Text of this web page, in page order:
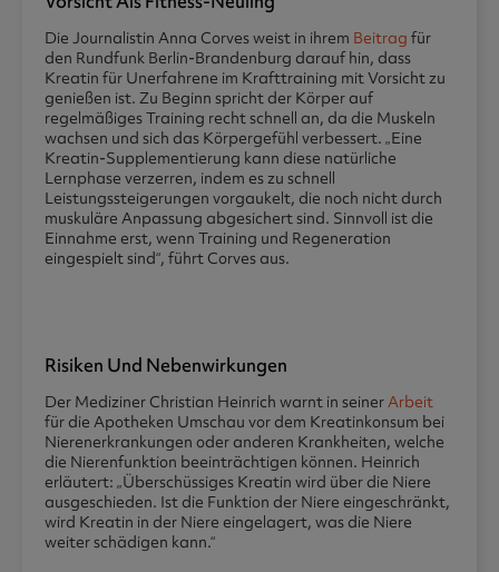
Die Journalistin Anna Corves weist in ihrem Beitrag für
den Rundfunk Berlin-Brandenburg darauf hin, dass
Kreatin für Unerfahrene im Krafttraining mit Vorsicht zu
genießen ist. Zu Beginn spricht der Körper auf
regelmäßiges Training recht schnell an, da die Muskeln
wachsen und sich das Körpergefühl verbessert. „Eine
Kreatin-Supplementierung kann diese natürliche
Lernphase verzerren, indem es zu schnell
Leistungssteigerungen vorgaukelt, die noch nicht durch
muskuläre Anpassung abgesichert sind. Sinnvoll ist die
Einnahme erst, wenn Training und Regeneration
eingespielt sind“, führt Corves aus.
Risiken Und Nebenwirkungen
Der Mediziner Christian Heinrich warnt in seinerArbeit
für die Apotheken Umschau vor dem Kreatinkonsum bei
Nierenerkrankungen oder anderen Krankheiten, welche
die Nierenfunktion beeinträchtigen können. Heinrich
erläutert: „Überschüssiges Kreatin wird über die Niere
ausgeschieden. Ist die Funktion der Niere eingeschränkt,
wird Kreatin in der Niere eingelagert, was die Niere
weiter schädigen kann.“